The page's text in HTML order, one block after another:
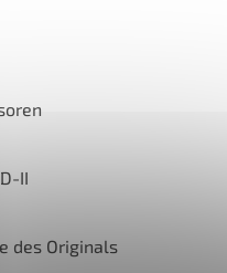
II
des Originals